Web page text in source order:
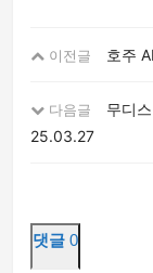
이전글 호주
다음글
무디
25.03.27
댓글 0